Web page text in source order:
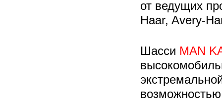
от ведущих
Haar, Avery-
Шасси MAN